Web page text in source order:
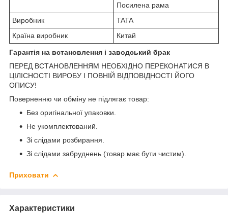
Посилена рама
Виробник
TATA
Країна виробник
Китай
Гарантія на встановлення і заводський брак
ПЕРЕД ВСТАНОВЛЕННЯМ НЕОБХІДНО ПЕРЕКОНАТИСЯ В
ЦІЛІСНОСТІ ВИРОБУ І ПОВНІЙ ВІДПОВІДНОСТІ ЙОГО
ОПИСУ!
Поверненню чи обміну не підлягає товар:
Без оригінальної упаковки.
Не укомплектований.
Зі слідами розбирання.
Зі слідами забруднень (товар має бути чистим).
Приховати
Характеристики